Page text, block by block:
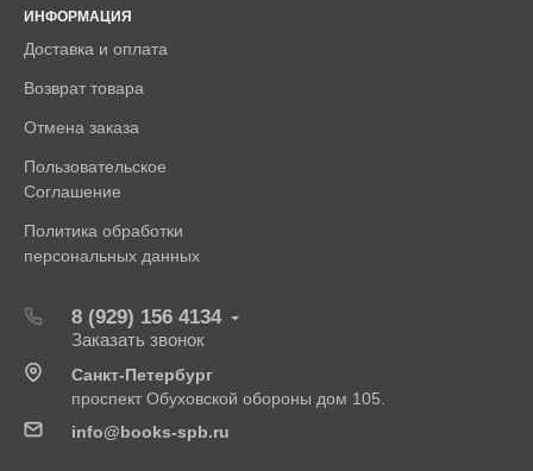
ИНФОРМАЦИЯ
Доставка и оплата
Возврат товара
Отмена заказа
Пользовательское
Соглашение
Политика обработки
персональных данных
8 (929) 156 4134
Заказать звонок
Санкт-Петербург
проспект Обуховской обороны дом 105.
info@books-spb.ru